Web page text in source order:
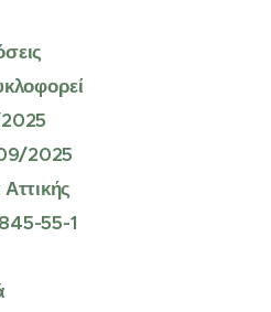
2025
55-1